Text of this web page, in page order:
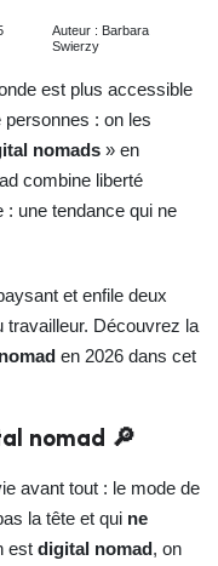
Auteur : Barbara
Swierzy
est plus accessible
personnes : on les
nomads » en
combine liberté
: une tendance qui ne
et enfile deux
travailleur. Découvrez la
en 2026 dans cet
nomad 🔎
avant tout : le mode de
la tête et qui ne
est digital nomad, on